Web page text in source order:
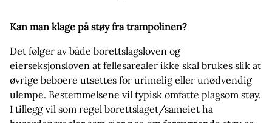
Kan man klage på støy fra trampolinen?
Det følger av både borettslagsloven og
eierseksjonsloven at fellesarealer ikke skal brukes slik at
øvrige beboere utsettes for urimelig eller unødvendig
ulempe. Bestemmelsene vil typisk omfatte plagsom støy.
I tillegg vil som regel borettslaget/sameiet ha